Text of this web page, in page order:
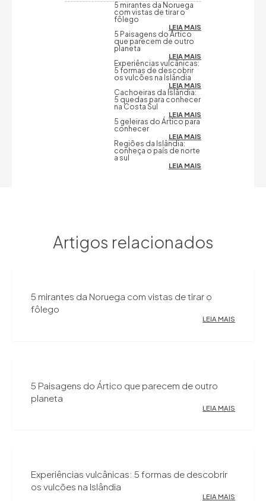
5 mirantes da Noruega
com vistas de tirar o
fôlego
LEIA MAIS
5 Paisagens do Ártico
que parecem de outro
planeta
LEIA MAIS
Experiências vulcânicas:
5 formas de descobrir
os vulcões na Islândia
LEIA MAIS
Cachoeiras da Islândia:
5 quedas para conhecer
na Costa Sul
LEIA MAIS
5 geleiras do Ártico para
conhecer
LEIA MAIS
Regiões da Islândia:
conheça o país de norte
a sul
LEIA MAIS
Artigos relacionados
5 mirantes da Noruega com vistas de tirar o
fôlego
LEIA MAIS
5 Paisagens do Ártico que parecem de outro
planeta
LEIA MAIS
Experiências vulcânicas: 5 formas de descobrir
os vulcões na Islândia
LEIA MAIS